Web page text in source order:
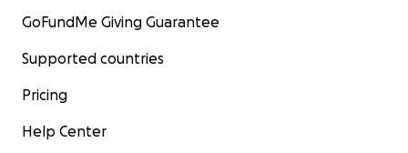
GoFundMe Giving Guarantee
Supported countries
Pricing
Help Center